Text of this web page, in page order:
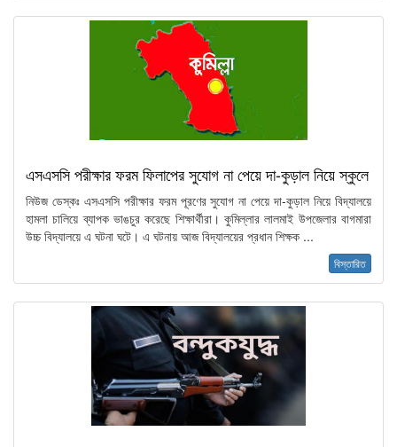
এসএসসি পরীক্ষার ফরম ফিলাপের সুযোগ না পেয়ে দা-কুড়াল নিয়ে স্কুলে
নিউজ ডেস্কঃ এসএসসি পরীক্ষার ফরম পূরণের সুযোগ না পেয়ে দা-কুড়াল নিয়ে বিদ্যালয়ে
হামলা চালিয়ে ব্যাপক ভাঙচুর করেছে শিক্ষার্থীরা। কুমিল্লার লালমাই উপজেলার বাগমারা
উচ্চ বিদ্যালয়ে এ ঘটনা ঘটে। এ ঘটনায় আজ বিদ্যালয়ের প্রধান শিক্ষক ...
বিস্তারিত